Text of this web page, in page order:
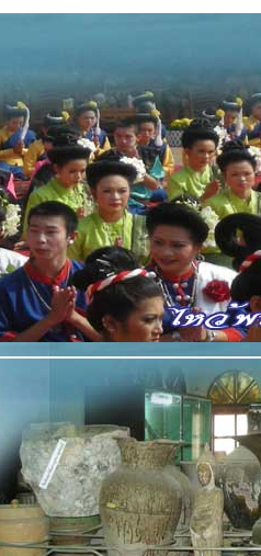
และวัฒนธรรม
ฒนธรรม
Hits: 27933